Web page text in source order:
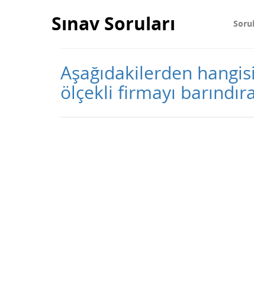
Sınav Soruları
Aşağıdakilerden
ölçekli firmayı